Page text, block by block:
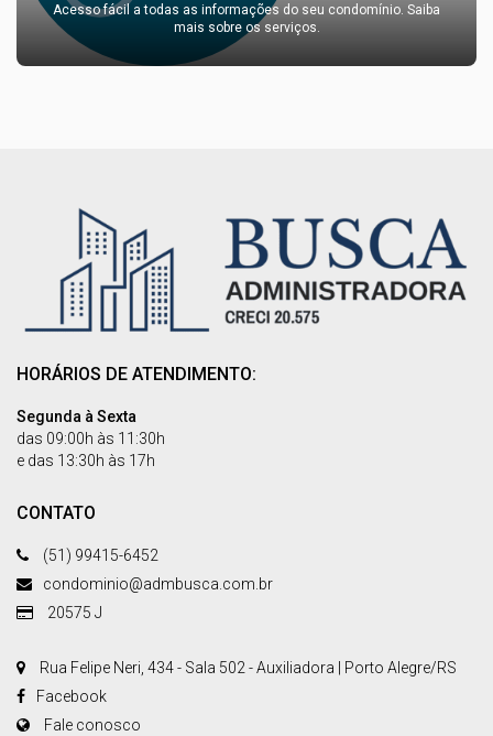
Acesso fácil a todas as informações do seu condomínio. Saiba
mais sobre os serviços.
HORÁRIOS DE ATENDIMENTO:
Segunda à Sexta
das 09:00h às 11:30h
e das 13:30h às 17h
CONTATO
(51) 99415-6452
condominio@admbusca.com.br
20575 J
Rua Felipe Neri, 434 - Sala 502 - Auxiliadora | Porto Alegre/RS
Facebook
Fale conosco